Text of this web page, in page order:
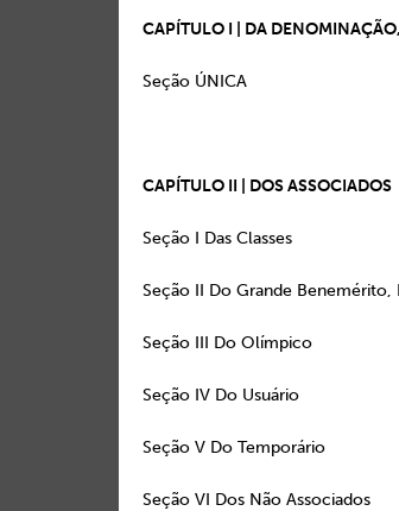
CAPÍTULO I | DA
Seção
CAPÍTULO II | DOS ASSOCIADOS
Seção I
Seção II Do Grande
Seção III
Seção IV
Seção V Do
Seção VI Dos